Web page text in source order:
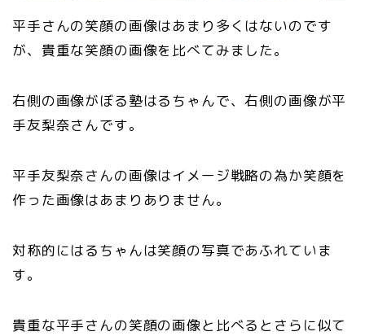
平手さんの笑顔の画像はあまり多くはないのです
が、貴重な笑顔の画像を比べてみました。
右側の画像がぼる塾はるちゃんで、右側の画像が平
手友梨奈さんです。
平手友梨奈さんの画像はイメージ戦略の為か笑顔を
作った画像はあまりありません。
対称的にはるちゃんは笑顔の写真であふれていま
す。
貴重な平手さんの笑顔の画像と比べるとさらに似て